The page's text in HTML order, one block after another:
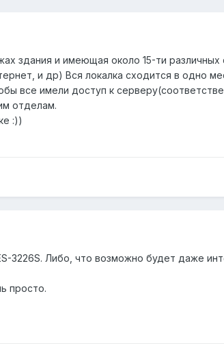
здания и имеющая около 15-ти
и др) Вся локалка сходится в одно
все имели доступ к
отделам.
:))
3226S. Либо, что возможно будет даже
просто.